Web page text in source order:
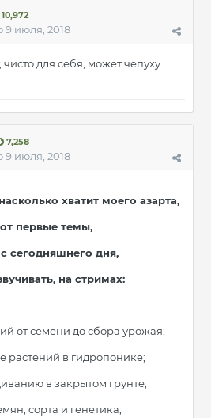
10,972
9 июля, 2018
чисто для себя, может чепуху
7,258
9 июля, 2018
хватит моего азарта,
первые темы,
сегодняшнего дня,
на стримах:
от семени до сбора урожая;
растений в гидропонике;
в закрытом грунте;
сорта и генетика;